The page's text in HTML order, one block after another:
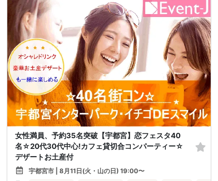
女性満員、予約35名突破【宇都宮】恋フェスタ40
名☆20代30代中心!カフェ貸切合コンパーティー☆
デザートお土産付
宇都宮市 | 8月11日(火・山の日) 19:00〜